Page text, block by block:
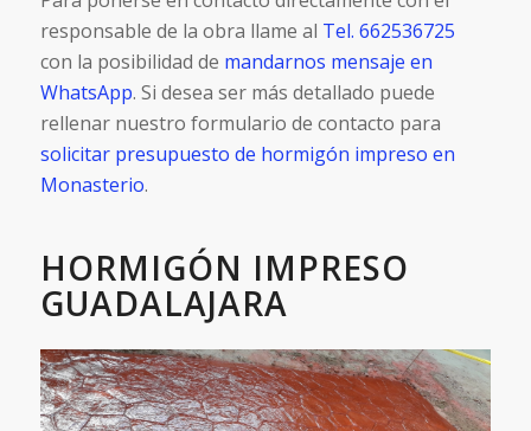
responsable de la obra llame al Tel. 662536725
con la posibilidad de mandarnos mensaje en
WhatsApp. Si desea ser más detallado puede
rellenar nuestro formulario de contacto para
solicitar presupuesto de hormigón impreso en
Monasterio.
HORMIGÓN IMPRESO
GUADALAJARA